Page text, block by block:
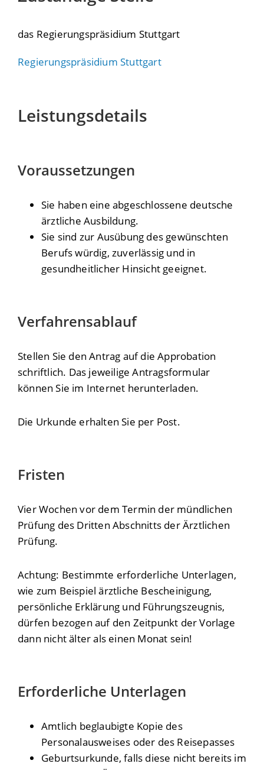
das Regierungspräsidium Stuttgart
Regierungspräsidium Stuttgart
Leistungsdetails
Voraussetzungen
Sie haben eine abgeschlossene deutsche
ärztliche Ausbildung.
Sie sind zur Ausübung des gewünschten
Berufs würdig, zuverlässig und in
gesundheitlicher Hinsicht geeignet.
Verfahrensablauf
Stellen Sie den Antrag auf die Approbation
schriftlich. Das jeweilige Antragsformular
können Sie im Internet herunterladen.
Die Urkunde erhalten Sie per Post.
Fristen
Vier Wochen vor dem Termin der mündlichen
Prüfung des Dritten Abschnitts der Ärztlichen
Prüfung.
Achtung: Bestimmte erforderliche Unterlagen,
wie zum Beispiel ärztliche Bescheinigung,
persönliche Erklärung und Führungszeugnis,
dürfen bezogen auf den Zeitpunkt der Vorlage
dann nicht älter als einen Monat sein!
Erforderliche Unterlagen
Amtlich beglaubigte Kopie des
Personalausweises oder des Reisepasses
Geburtsurkunde, falls diese nicht bereits im